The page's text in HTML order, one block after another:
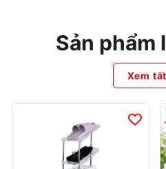
Sản phẩm
Xem